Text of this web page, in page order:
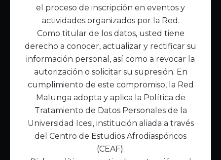
Enlaces de interés
Publicaciones
Noticias
Contáctanos
Política de Tratamiento de Datos
el proceso de inscripción en eventos y
actividades organizados por la Red.
Como titular de los datos, usted tiene
derecho a conocer, actualizar y rectificar su
información personal, así como a revocar la
autorización o solicitar su supresión. En
cumplimiento de este compromiso, la Red
Malunga adopta y aplica la Política de
Tratamiento de Datos Personales de la
Universidad Icesi, institución aliada a través
del Centro de Estudios Afrodiaspóricos
(CEAF).